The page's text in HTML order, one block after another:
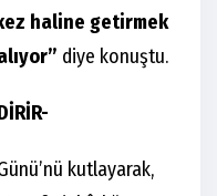
haline getirmek
diye konuştu.
kutlayarak,